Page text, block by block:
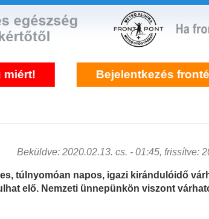
Bejelentkezés
Beküldve: 2020.02.13. cs. - 01:45, frissítve:
túlnyomóan napos, igazi kirándulóidő
elő. Nemzeti ünnepünkön viszont